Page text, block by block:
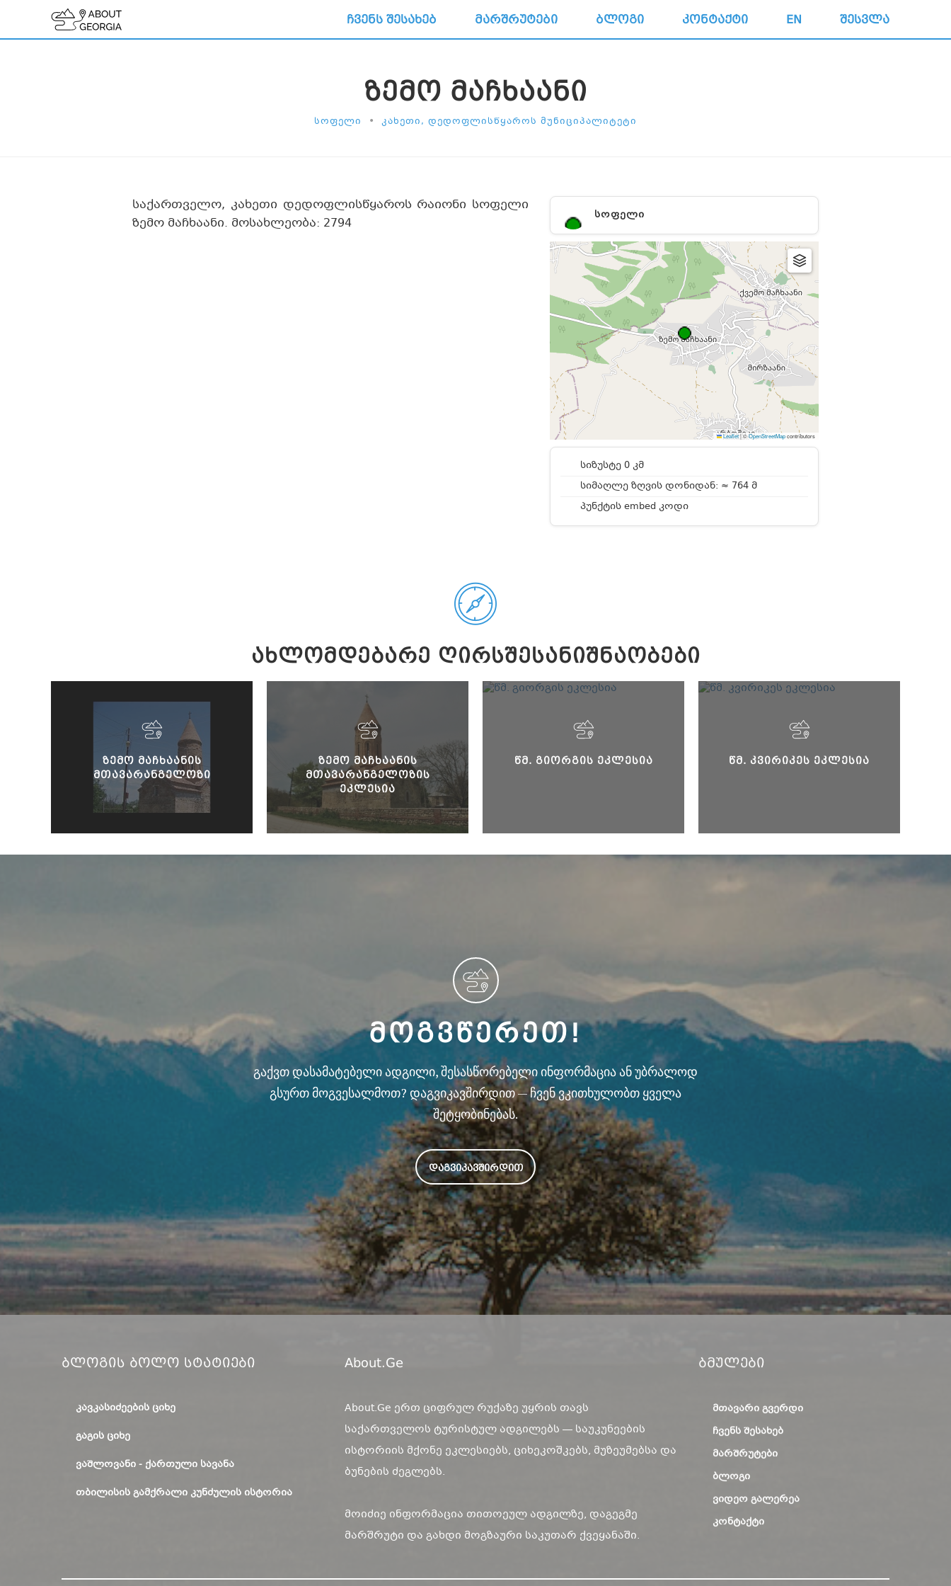
ᲩᲕᲔᲜᲡ ᲨᲔᲡᲐᲮᲔᲑ ᲛᲐᲠᲨᲠᲣᲢᲔᲑᲘ ᲑᲚᲝᲒᲘ ᲙᲝᲜᲢᲐᲥᲢᲘ EN ᲨᲔᲡᲕᲚᲐ
ᲖᲔᲛᲝ ᲛᲐᲩᲮᲐᲐᲜᲘ
ᲡᲝᲤᲔᲚᲘ • ᲙᲐᲮᲔᲗᲘ, ᲓᲔᲓᲝᲤᲚᲘᲡᲬᲧᲐᲠᲝᲡ ᲛᲣᲜᲘᲪᲘᲞᲐᲚᲘᲢᲔᲢᲘ
ᲡᲝᲤᲔᲚᲘ
Leaflet|©OpenStreetMapcontributors
სიზუსტე 0 კმ
სიმაღლე ზღვის დონიდან: ≈ 764 მ
პუნქტის embed კოდი
საქართველო, კახეთი დედოფლისწყაროს რაიონი სოფელი
ზემო მაჩხაანი. მოსახლეობა: 2794
ᲐᲮᲚᲝᲛᲓᲔᲑᲐᲠᲔ ᲦᲘᲠᲡᲨᲔᲡᲐᲜᲘᲨᲜᲐᲝᲑᲔᲑᲘ
ᲖᲔᲛᲝ ᲛᲐᲩᲮᲐᲐᲜᲘᲡ
ᲛᲗᲐᲕᲐᲠᲐᲜᲒᲔᲚᲝᲖᲘ
ᲖᲔᲛᲝ ᲛᲐᲩᲮᲐᲐᲜᲘᲡ
ᲛᲗᲐᲕᲐᲠᲐᲜᲒᲔᲚᲝᲖᲘᲡ
ᲔᲙᲚᲔᲡᲘᲐ
ᲬᲛ. ᲒᲘᲝᲠᲒᲘᲡ ᲔᲙᲚᲔᲡᲘᲐ ᲬᲛ. ᲙᲕᲘᲠᲘᲙᲔᲡ ᲔᲙᲚᲔᲡᲘᲐ
ᲛᲝᲒᲕᲬᲔᲠᲔᲗ!
გაქვთ დასამატებელი ადგილი, შესასწორებელი ინფორმაცია ან უბრალოდ
გსურთ მოგვესალმოთ? დაგვიკავშირდით — ჩვენ ვკითხულობთ ყველა
შეტყობინებას.
ᲓᲐᲒᲕᲘᲙᲐᲕᲨᲘᲠᲓᲘᲗ
Ბლოგის Ბოლო Სტატიები
ᲙᲐᲕᲙᲐᲡᲘᲫᲔᲔᲑᲘᲡ ᲪᲘᲮᲔ
ᲒᲐᲒᲘᲡ ᲪᲘᲮᲔ
ᲕᲐᲨᲚᲝᲕᲐᲜᲘ - ᲥᲐᲠᲗᲣᲚᲘ ᲡᲐᲕᲐᲜᲐ
ᲗᲑᲘᲚᲘᲡᲘᲡ ᲒᲐᲛᲥᲠᲐᲚᲘ ᲙᲣᲜᲫᲣᲚᲘᲡ ᲘᲡᲢᲝᲠᲘᲐ
About.ge
About.Ge ერთ ციფრულ რუქაზე უყრის თავს
საქართველოს ტურისტულ ადგილებს — საუკუნეების
ისტორიის მქონე ეკლესიებს, ციხეკოშკებს, მუზეუმებსა და
ბუნების ძეგლებს.
მოიძიე ინფორმაცია თითოეულ ადგილზე, დაგეგმე
მარშრუტი და გახდი მოგზაური საკუთარ ქვეყანაში.
Ბმულები
ᲛᲗᲐᲕᲐᲠᲘ ᲒᲕᲔᲠᲓᲘ
ᲩᲕᲔᲜᲡ ᲨᲔᲡᲐᲮᲔᲑ
ᲛᲐᲠᲨᲠᲣᲢᲔᲑᲘ
ᲑᲚᲝᲒᲘ
ᲕᲘᲓᲔᲝ ᲒᲐᲚᲔᲠᲔᲐ
ᲙᲝᲜᲢᲐᲥᲢᲘ